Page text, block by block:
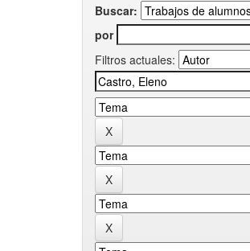
Buscar:
por
Filtros actuales: